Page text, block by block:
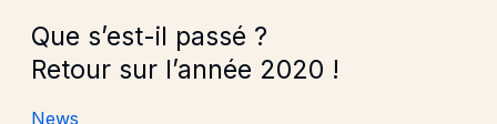
Que s’est-il passé ?
Retour sur l’année 2020 !
News